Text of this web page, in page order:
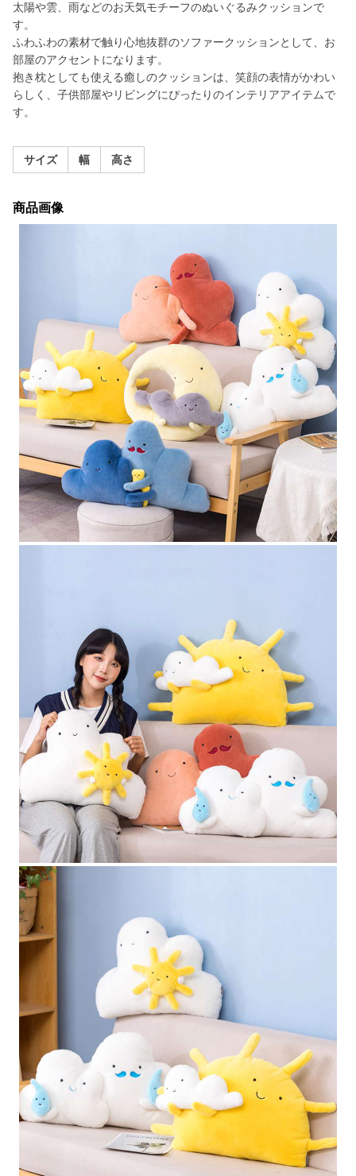
太陽や雲、雨などのお天気モチーフのぬいぐるみクッションで
す。
ふわふわの素材で触り心地抜群のソファークッションとして、お
部屋のアクセントになります。
抱き枕としても使える癒しのクッションは、笑顔の表情がかわい
らしく、子供部屋やリビングにぴったりのインテリアアイテムで
す。
サイズ 幅 高さ
商品画像